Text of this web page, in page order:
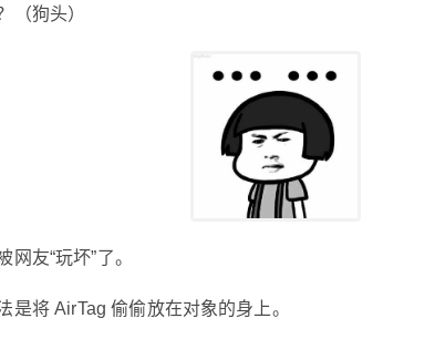
（狗头）
友“玩坏”了。
是将 AirTag 偷偷放在对象的身上。